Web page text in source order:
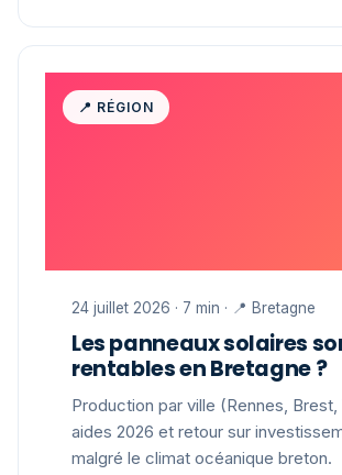
📍 RÉGION
24 juillet 2026 · 7 min · 📍 Bretagne
Les panneaux solaires
rentables en Bretagne ?
Production par ville (Rennes, Brest,
aides 2026 et retour sur
malgré le climat océanique breton.